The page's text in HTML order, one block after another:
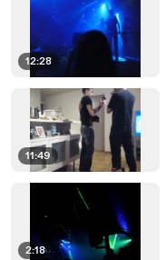
12:28
11:49
2:18